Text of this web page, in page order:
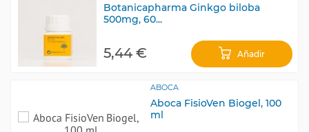
Botanicapharma Ginkgo biloba
500mg, 60...
5,44 € Añadir
ABOCA
Aboca FisioVen Biogel, 100
ml